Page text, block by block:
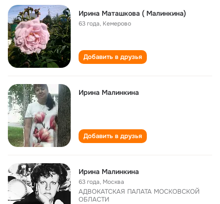
Ирина Маташкова ( Малинкина)
63 года, Кемерово
Добавить в друзья
Ирина Малинкина
Добавить в друзья
Ирина Малинкина
63 года, Москва
АДВОКАТСКАЯ ПАЛАТА МОСКОВСКОЙ
ОБЛАСТИ